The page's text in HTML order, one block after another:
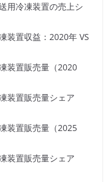
用冷凍装置の売上シ
装置収益：2020年 VS
装置販売量（2020
装置販売量シェア
装置販売量（2025
装置販売量シェア